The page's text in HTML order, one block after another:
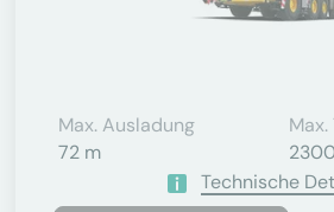
Max. Ausladung
72 m
Technische